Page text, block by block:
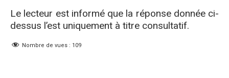
Le lecteur est informé que la réponse donnée ci-
dessus l’est uniquement à titre consultatif.
Nombre de vues : 109